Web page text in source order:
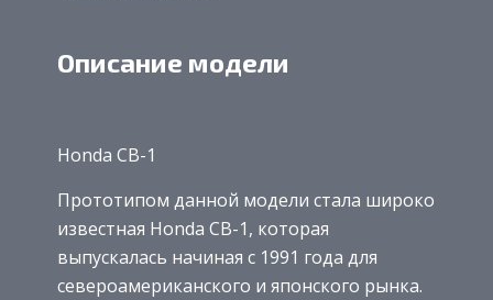
Описание модели
Honda CB-1
Прототипом данной модели стала широко
известная Honda CB-1, которая
выпускалась начиная с 1991 года для
североамериканского и японского рынка.